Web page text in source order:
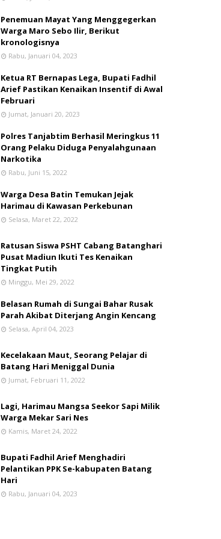
Penemuan Mayat Yang Menggegerkan
Warga Maro Sebo Ilir, Berikut
kronologisnya
Rabu, Januari 04, 2023
Ketua RT Bernapas Lega, Bupati Fadhil
Arief Pastikan Kenaikan Insentif di Awal
Februari
Jumat, Januari 20, 2023
Polres Tanjabtim Berhasil Meringkus 11
Orang Pelaku Diduga Penyalahgunaan
Narkotika
Rabu, Juni 15, 2022
Warga Desa Batin Temukan Jejak
Harimau di Kawasan Perkebunan
Selasa, Maret 22, 2022
Ratusan Siswa PSHT Cabang Batanghari
Pusat Madiun Ikuti Tes Kenaikan
Tingkat Putih
Minggu, Mei 29, 2022
Belasan Rumah di Sungai Bahar Rusak
Parah Akibat Diterjang Angin Kencang
Selasa, April 04, 2023
Kecelakaan Maut, Seorang Pelajar di
Batang Hari Meniggal Dunia
Jumat, Februari 11, 2022
Lagi, Harimau Mangsa Seekor Sapi Milik
Warga Mekar Sari Nes
Kamis, Maret 24, 2022
Bupati Fadhil Arief Menghadiri
Pelantikan PPK Se-kabupaten Batang
Hari
Rabu, Januari 04, 2023